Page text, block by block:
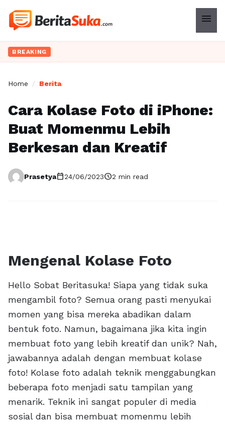
menu
BREAKING
Home / Berita
Cara Kolase Foto di iPhone:
Buat Momenmu Lebih
Berkesan dan Kreatif
Prasetyacalendar_today24/06/2023schedule2 min read
Mengenal Kolase Foto
Hello Sobat Beritasuka! Siapa yang tidak suka
mengambil foto? Semua orang pasti menyukai
momen yang bisa mereka abadikan dalam
bentuk foto. Namun, bagaimana jika kita ingin
membuat foto yang lebih kreatif dan unik? Nah,
jawabannya adalah dengan membuat kolase
foto! Kolase foto adalah teknik menggabungkan
beberapa foto menjadi satu tampilan yang
menarik. Teknik ini sangat populer di media
sosial dan bisa membuat momenmu lebih